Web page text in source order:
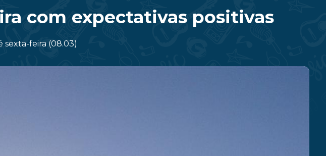
com expectativas positivas
sexta-feira (08.03)